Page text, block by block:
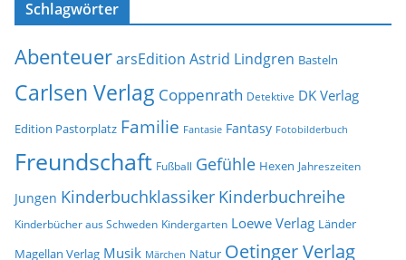
s
e
v
Schlagwörter
AbenteuerarsEdition Astrid Lindgren Basteln
Carlsen Verlag Coppenrath Detektive DK Verlag
Edition Pastorplatz Familie Fantasie Fantasy Fotobilderbuch
Freundschaft Fußball Gefühle Hexen Jahreszeiten
Jungen Kinderbuchklassiker Kinderbuchreihe
Kinderbücher aus Schweden Kindergarten Loewe Verlag Länder
Magellan Verlag Musik Märchen Natur Oetinger Verlag